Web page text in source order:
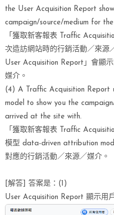
the User Acquisition Report
campaign/source/medium for the
「獲取新客報表 Traffic
次造訪網站時的行銷活動／來源
User Acquisition Report」會顯
媒介。
(4) A Traffic Acquisition Report
model to show you the
arrived at the site with.
「獲取新客報表 Traffic
模型 data-driven attribution
對應的行銷活動／來源／媒介。
[解答] 答案是：(1)
User Acquisition Report 顯示用